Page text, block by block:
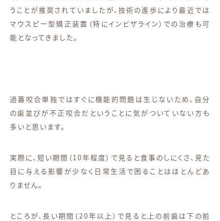
うことが推奨されていましたが、技術の進歩により最近では
マウスピー型矯正装置（特にインビザライン）での治療も可
能となってきました。
過蓋咬合単独ではすぐに機能的問題は生じないため、自分
の歯並びが不正咬合だということに気がついていない方も
多いと思います。
実際に、短い期間（10年程度）で見ると食事のしにくさ、見た
目に与える影響が少なく日常生活で困ることはほとんどあ
りません。
ところが、長い期間（20年以上）で見ると上の前歯は下の前